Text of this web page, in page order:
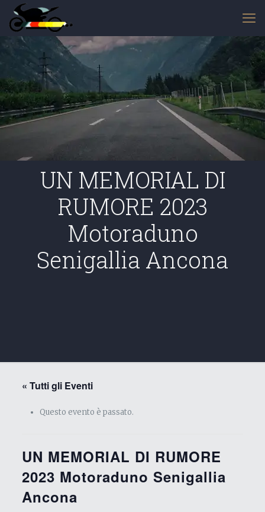
UN MEMORIAL DI
RUMORE 2023
Motoraduno
Senigallia Ancona
« Tutti gli Eventi
Questo evento è passato.
UN MEMORIAL DI RUMORE
2023 Motoraduno Senigallia
Ancona